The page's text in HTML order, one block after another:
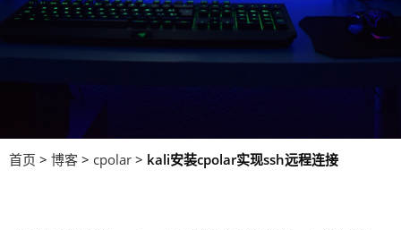
首页 > 博客 > cpolar > kali安装cpolar实现ssh远程连接